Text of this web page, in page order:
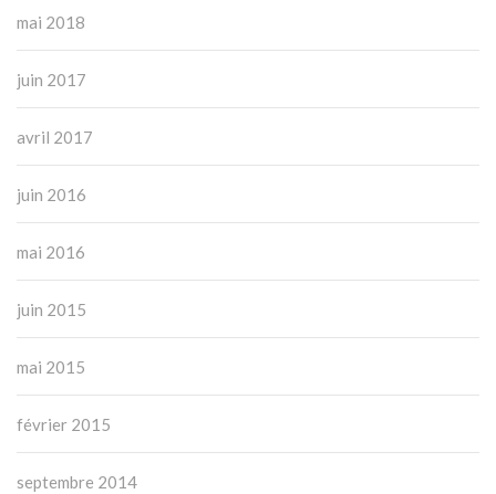
mai 2018
juin 2017
avril 2017
juin 2016
mai 2016
juin 2015
mai 2015
février 2015
septembre 2014